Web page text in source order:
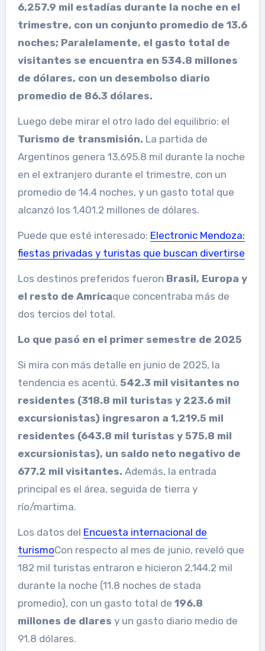
6,257.9 mil estadías durante la noche en el
trimestre, con un conjunto promedio de 13.6
noches; Paralelamente, el gasto total de
visitantes se encuentra en 534.8 millones
de dólares, con un desembolso diario
promedio de 86.3 dólares.
Luego debe mirar el otro lado del equilibrio: el
Turismo de transmisión. La partida de
Argentinos genera 13,695.8 mil durante la noche
en el extranjero durante el trimestre, con un
promedio de 14.4 noches, y un gasto total que
alcanzó los 1,401.2 millones de dólares.
Puede que esté interesado: Electronic Mendoza:
fiestas privadas y turistas que buscan divertirse
Los destinos preferidos fueron Brasil, Europa y
el resto de Amricaque concentraba más de
dos tercios del total.
Lo que pasó en el primer semestre de 2025
Si mira con más detalle en junio de 2025, la
tendencia es acentú. 542.3 mil visitantes no
residentes (318.8 mil turistas y 223.6 mil
excursionistas) ingresaron a 1,219.5 mil
residentes (643.8 mil turistas y 575.8 mil
excursionistas), un saldo neto negativo de
677.2 mil visitantes. Además, la entrada
principal es el área, seguida de tierra y
río/martima.
Los datos del Encuesta internacional de
turismoCon respecto al mes de junio, reveló que
182 mil turistas entraron e hicieron 2,144.2 mil
durante la noche (11.8 noches de stada
promedio), con un gasto total de 196.8
millones de dlares y un gasto diario medio de
91.8 dólares.